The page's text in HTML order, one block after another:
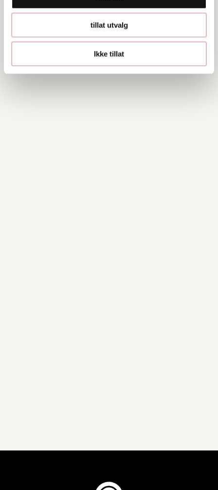
tillat utvalg
Ikke tillat